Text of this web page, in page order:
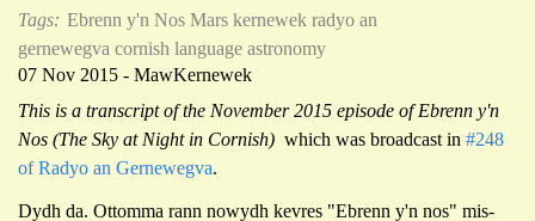
Tags: Ebrenn y'n Nos Mars kernewek radyo an
gernewegva cornish language astronomy
07 Nov 2015 - MawKernewek
This is a transcript of the November 2015 episode of Ebrenn y'n
Nos (The Sky at Night in Cornish) which was broadcast in #248
of Radyo an Gernewegva.
Dydh da. Ottomma rann nowydh kevres "Ebrenn y'n nos" mis-